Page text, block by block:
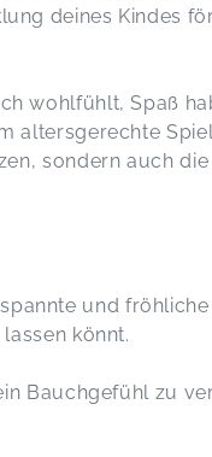
deines Kindes
wohlfühlt, Spaß
altersgerechte
sondern auch
und
könnt.
Bauchgefühl zu